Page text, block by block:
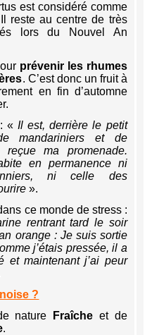
est considéré comme
reste au centre de très
lors du Nouvel An
prévenir les rhumes
. C’est donc un fruit à
en fin d’automne
« Il est, derrière le petit
mandariniers et de
ma promenade.
en permanence ni
ni celle des
».
ce monde de stress :
rentrant tard le soir
orange : Je suis sortie
j’étais pressée, il a
et maintenant j’ai peur
?
nature
Fraîche et de
.